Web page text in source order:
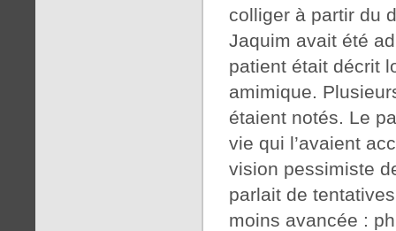
colliger à partir du
Jaquim avait été
patient était décrit
amimique.
étaient notés. Le
vie qui l’avaient
vision pessimiste
parlait de
moins avancée :